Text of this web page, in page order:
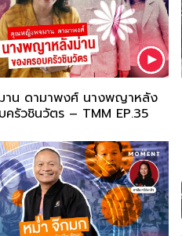
น ดามาพงศ์ นางพญาหลัง
ครัวชินวัตร – TMM EP.35